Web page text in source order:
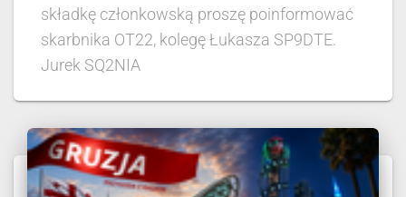
składkę członkowską proszę poinformować
skarbnika OT22, kolegę Łukasza SP9DTE.
Jurek SQ2NIA